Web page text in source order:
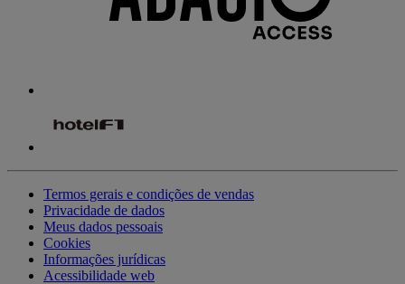
Termos gerais e condições de vendas
Privacidade de dados
Meus dados pessoais
Cookies
Informações jurídicas
Acessibilidade web